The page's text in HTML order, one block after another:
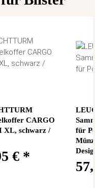
CARGO
XL, schwarz /
€ *
für